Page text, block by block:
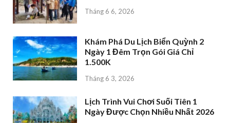
Tháng 6 6, 2026
Khám Phá Du Lịch Biển Quỳnh 2
Ngày 1 Đêm Trọn Gói Giá Chỉ
1.500K
Tháng 6 3, 2026
Lịch Trình Vui Chơi Suối Tiên 1
Ngày Được Chọn Nhiều Nhất 2026